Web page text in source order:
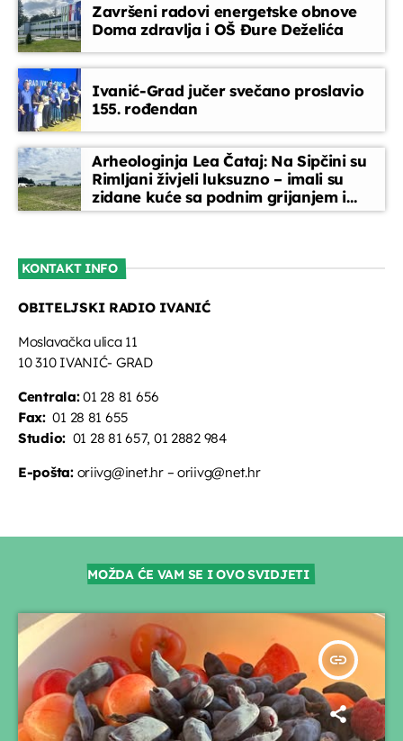
Završeni radovi energetske obnove
Doma zdravlja i OŠ Đure Deželića
Ivanić-Grad jučer svečano proslavio
155. rođendan
Arheologinja Lea Čataj: Na Sipčini su
Rimljani živjeli luksuzno – imali su
zidane kuće sa podnim grijanjem i
oslikanim zidovima
KONTAKT INFO
OBITELJSKI RADIO IVANIĆ
Moslavačka ulica 11
10 310 IVANIĆ- GRAD
Centrala:01 28 81 656
Fax:01 28 81 655
Studio: 01 28 81 657, 01 2882 984
E-pošta:oriivg@inet.hr – oriivg@net.hr
MOŽDA ĆE VAM SE I OVO SVIDJETI
insert_link